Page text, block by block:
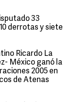
33
derrotas y siete
Ricardo La
México ganó la
2005 en
de Atenas